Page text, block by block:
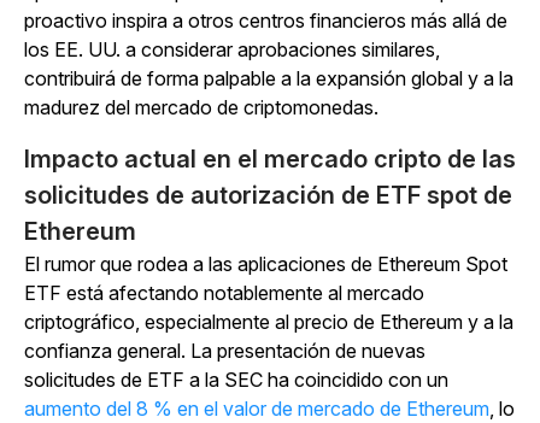
proactivo inspira a otros centros financieros más allá de
los EE. UU. a considerar aprobaciones similares,
contribuirá de forma palpable a la expansión global y a la
madurez del mercado de criptomonedas.
Impacto actual en el mercado cripto de las
solicitudes de autorización de ETF spot de
Ethereum
El rumor que rodea a las aplicaciones de Ethereum Spot
ETF está afectando notablemente al mercado
criptográfico, especialmente al precio de Ethereum y a la
confianza general. La presentación de nuevas
solicitudes de ETF a la SEC ha coincidido con un
aumento del 8 % en el valor de mercado de Ethereum, lo